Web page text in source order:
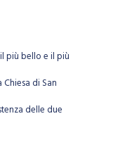
più bello e il più
di San
delle due